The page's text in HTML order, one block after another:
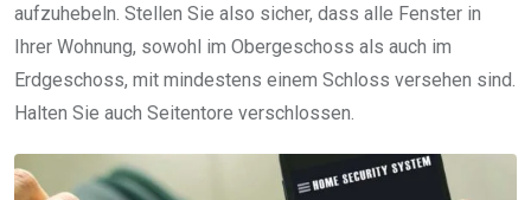
aufzuhebeln. Stellen Sie also sicher, dass alle Fenster in
Ihrer Wohnung, sowohl im Obergeschoss als auch im
Erdgeschoss, mit mindestens einem Schloss versehen sind.
Halten Sie auch Seitentore verschlossen.